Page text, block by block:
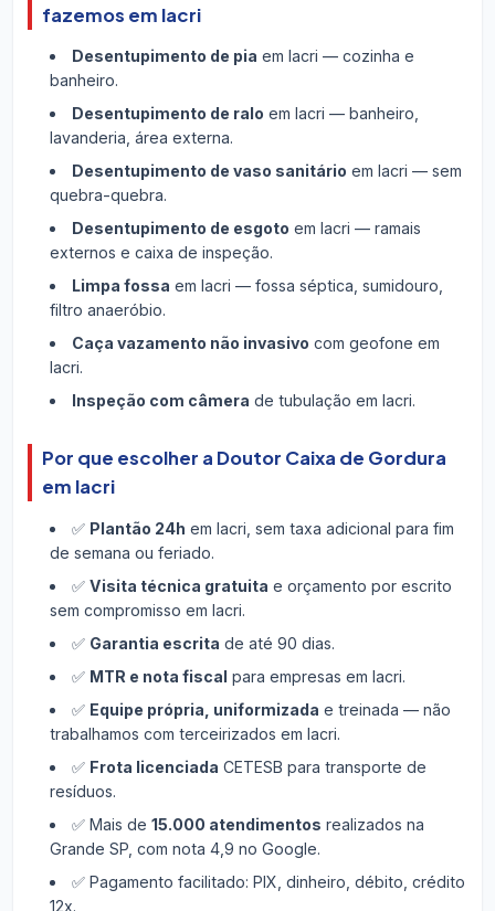
fazemos em Iacri
Desentupimento de pia em Iacri — cozinha e
banheiro.
Desentupimento de ralo em Iacri — banheiro,
lavanderia, área externa.
Desentupimento de vaso sanitário em Iacri — sem
quebra-quebra.
Desentupimento de esgoto em Iacri — ramais
externos e caixa de inspeção.
Limpa fossa em Iacri — fossa séptica, sumidouro,
filtro anaeróbio.
Caça vazamento não invasivo com geofone em
Iacri.
Inspeção com câmera de tubulação em Iacri.
Por que escolher a Doutor Caixa de Gordura
em Iacri
✅ Plantão 24h em Iacri, sem taxa adicional para fim
de semana ou feriado.
✅ Visita técnica gratuita e orçamento por escrito
sem compromisso em Iacri.
✅ Garantia escrita de até 90 dias.
✅ MTR e nota fiscal para empresas em Iacri.
✅ Equipe própria, uniformizada e treinada — não
trabalhamos com terceirizados em Iacri.
✅ Frota licenciada CETESB para transporte de
resíduos.
✅ Mais de 15.000 atendimentos realizados na
Grande SP, com nota 4,9 no Google.
✅ Pagamento facilitado: PIX, dinheiro, débito, crédito
12x.